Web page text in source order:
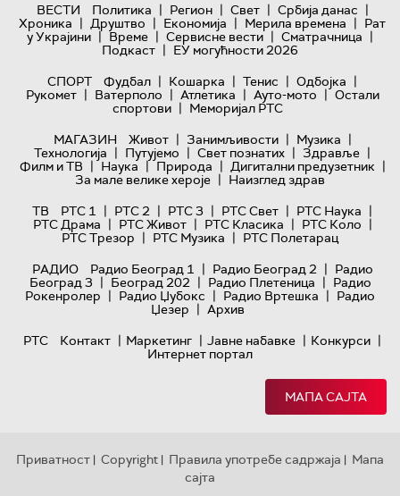
ВЕСТИ Политика | Регион | Свет | Србија данас |
Хроника | Друштво | Економија | Мерила времена | Рат
у Украјини | Време | Сервисне вести | Сматрачница |
Подкаст | ЕУ могућности 2026
СПОРТ
Фудбал | Кошарка | Тенис | Одбојка |
Рукомет | Ватерполо | Атлетика | Ауто-мото | Остали
спортови | Меморијал РТС
МАГАЗИН
Живот | Занимљивости | Музика |
Технологијa | Путујемо | Свет познатих | Здравље |
Филм и ТВ | Наука | Природа | Дигитални предузетник |
За мале велике хероје | Наизглед здрав
ТВ
РТС 1 | РТС 2 | РТС 3 | РТС Свет | РТС Наука |
РТС Драма | РТС Живот | РТС Класика | РТС Коло |
РТС Трезор | РТС Музика | РТС Полетарац
РАДИО
Радио Београд 1 | Радио Београд 2 | Радио
Београд 3 | Београд 202 | Радио Плетеница | Радио
Рокенролер | Радио Џубокс | Радио Вртешка | Радио
Џезер | Архив
РТС
Контакт | Маркетинг | Јавне набавке | Конкурси |
Интернет портал
МАПА САЈТА
Приватност | Copyright | Правила употребе садржаја | Мапа
сајта